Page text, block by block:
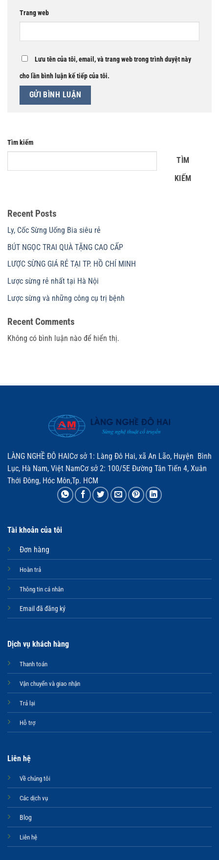
Trang web
Lưu tên của tôi, email, và trang web trong trình duyệt này
cho lần bình luận kế tiếp của tôi.
Tìm kiếm
TÌM
KIẾM
Recent Posts
Ly, Cốc Sừng Uống Bia siêu rẻ
BÚT NGỌC TRAI QUÀ TẶNG CAO CẤP
LƯỢC SỪNG GIÁ RẺ TẠI TP. HỒ CHÍ MINH
Lược sừng rẻ nhất tại Hà Nội
Lược sừng và những công cụ trị bệnh
Recent Comments
Không có bình luận nào để hiển thị.
LÀNG NGHỀ ĐÔ HAICơ sở 1: Làng Đô Hai, xã An Lão, Huyện Bình
Lục, Hà Nam, Việt NamCơ sở 2: 100/5E Đường Tân Tiến 4, Xuân
Thới Đông, Hóc Môn,Tp. HCM
Tài khoản của tôi
Đơn hàng
Hoàn trả
Thông tin cá nhân
Email đã đăng ký
Dịch vụ khách hàng
Thanh toán
Vận chuyển và giao nhận
Trả lại
Hỗ trợ
Liên hệ
Về chúng tôi
Các dịch vụ
Blog
Liên hệ